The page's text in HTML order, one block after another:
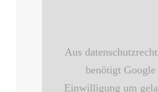
Aus
benötigt
Einwilligung um